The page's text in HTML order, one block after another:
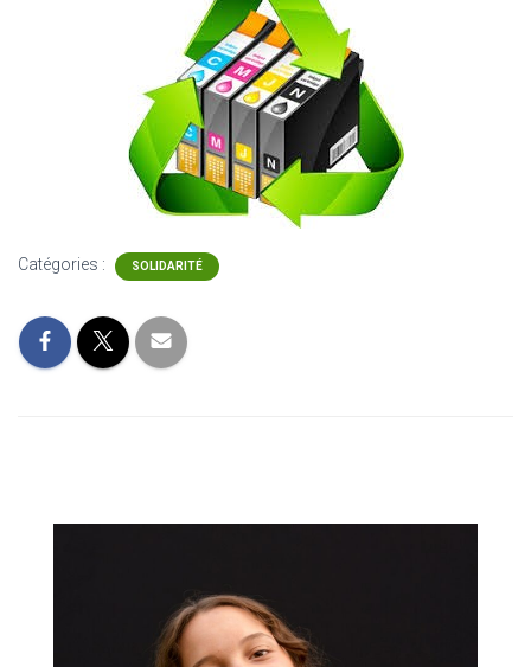
Catégories : SOLIDARITÉ